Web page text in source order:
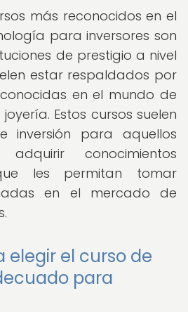
más reconocidos en el
para inversores son
de prestigio a nivel
estar respaldados por
en el mundo de
Estos cursos suelen
inversión para aquellos
conocimientos
les permitan tomar
en el mercado de
elegir el curso de
para